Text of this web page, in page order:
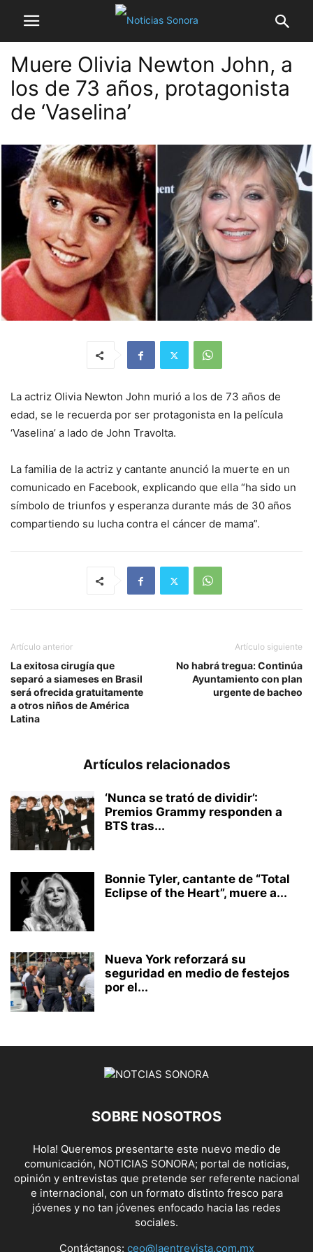
Muere Olivia Newton John, a
los de 73 años, protagonista
de ‘Vaselina’
La actriz Olivia Newton John murió a los de 73 años de
edad, se le recuerda por ser protagonista en la película
‘Vaselina’ a lado de John Travolta.
La familia de la actriz y cantante anunció la muerte en un
comunicado en Facebook, explicando que ella “ha sido un
símbolo de triunfos y esperanza durante más de 30 años
compartiendo su lucha contra el cáncer de mama”.
Artículo anterior
La exitosa cirugía que
separó a siameses en Brasil
será ofrecida gratuitamente
a otros niños de América
Latina
Artículo siguiente
No habrá tregua: Continúa
Ayuntamiento con plan
urgente de bacheo
Artículos relacionados
‘Nunca se trató de dividir’:
Premios Grammy responden a
BTS tras...
Bonnie Tyler, cantante de “Total
Eclipse of the Heart”, muere a...
Nueva York reforzará su
seguridad en medio de festejos
por el...
SOBRE NOSOTROS
Hola! Queremos presentarte este nuevo medio de
comunicación, NOTICIAS SONORA; portal de noticias,
opinión y entrevistas que pretende ser referente nacional
e internacional, con un formato distinto fresco para
jóvenes y no tan jóvenes enfocado hacia las redes
sociales.
Contáctanos: ceo@laentrevista.com.mx